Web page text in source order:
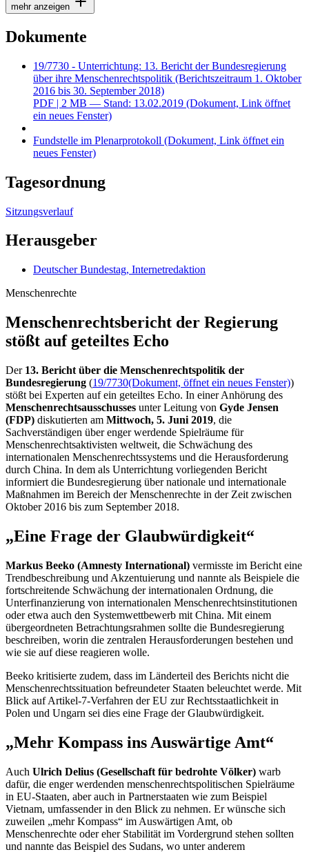
mehr anzeigen
Dokumente
19/7730 - Unterrichtung: 13. Bericht der Bundesregierung
über ihre Menschenrechtspolitik (Berichtszeitraum 1. Oktober
2016 bis 30. September 2018)
PDF | 2 MB — Stand: 13.02.2019 (Dokument, Link öffnet
ein neues Fenster)
Fundstelle im Plenarprotokoll (Dokument, Link öffnet ein
neues Fenster)
Tagesordnung
Sitzungsverlauf
Herausgeber
Deutscher Bundestag, Internetredaktion
Menschenrechte
Menschen­rechts­bericht der Regierung
stößt auf geteiltes Echo
Der 13. Bericht über die Menschenrechtspolitik der
Bundesregierung (19/7730(Dokument, öffnet ein neues Fenster))
stößt bei Experten auf ein geteiltes Echo. In einer Anhörung des
Menschenrechtsausschusses unter Leitung von Gyde Jensen
(FDP) diskutierten am Mittwoch, 5. Juni 2019, die
Sachverständigen über enger werdende Spielräume für
Menschenrechtsaktivisten weltweit, die Schwächung des
internationalen Menschenrechtssystems und die Herausforderung
durch China. In dem als Unterrichtung vorliegenden Bericht
informiert die Bundesregierung über nationale und internationale
Maßnahmen im Bereich der Menschenrechte in der Zeit zwischen
Oktober 2016 bis zum September 2018.
„Eine Frage der Glaubwürdigkeit“
Markus Beeko (Amnesty International) vermisste im Bericht eine
Trendbeschreibung und Akzentuierung und nannte als Beispiele die
fortschreitende Schwächung der internationalen Ordnung, die
Unterfinanzierung von internationalen Menschenrechtsinstitutionen
oder etwa auch den Systemwettbewerb mit China. Mit einem
übergeordneten Betrachtungsrahmen sollte die Bundesregierung
beschreiben, worin die zentralen Herausforderungen bestehen und
wie sie auf diese reagieren wolle.
Beeko kritisierte zudem, dass im Länderteil des Berichts nicht die
Menschenrechtssituation befreundeter Staaten beleuchtet werde. Mit
Blick auf Artikel-7-Verfahren der EU zur Rechtsstaatlichkeit in
Polen und Ungarn sei dies eine Frage der Glaubwürdigkeit.
„Mehr Kompass ins Auswärtige Amt“
Auch Ulrich Delius (Gesellschaft für bedrohte Völker) warb
dafür, die enger werdenden menschenrechtspolitischen Spielräume
in EU-Staaten, aber auch in Partnerstaaten wie zum Beispiel
Vietnam, umfassender in den Blick zu nehmen. Er wünsche sich
zuweilen „mehr Kompass“ im Auswärtigen Amt, ob
Menschenrechte oder eher Stabilität im Vordergrund stehen sollten
und nannte das Beispiel des Sudans, wo unter anderem